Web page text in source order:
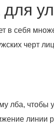
в себя
черт
лба, чтобы